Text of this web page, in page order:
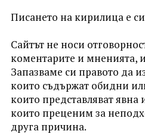
Писането на кирилица е
Сайтът не носи
коментарите и мненията,
Запазваме си правото да
които съдържат обидни
които представляват
които преценим за
друга причина.